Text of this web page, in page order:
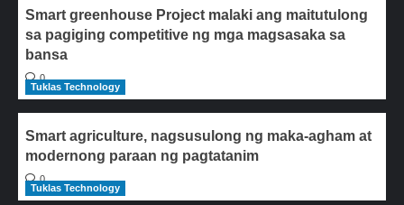
Smart greenhouse Project malaki ang maitutulong
sa pagiging competitive ng mga magsasaka sa
bansa
0
Tuklas Technology
Smart agriculture, nagsusulong ng maka-agham at
modernong paraan ng pagtatanim
0
Tuklas Technology